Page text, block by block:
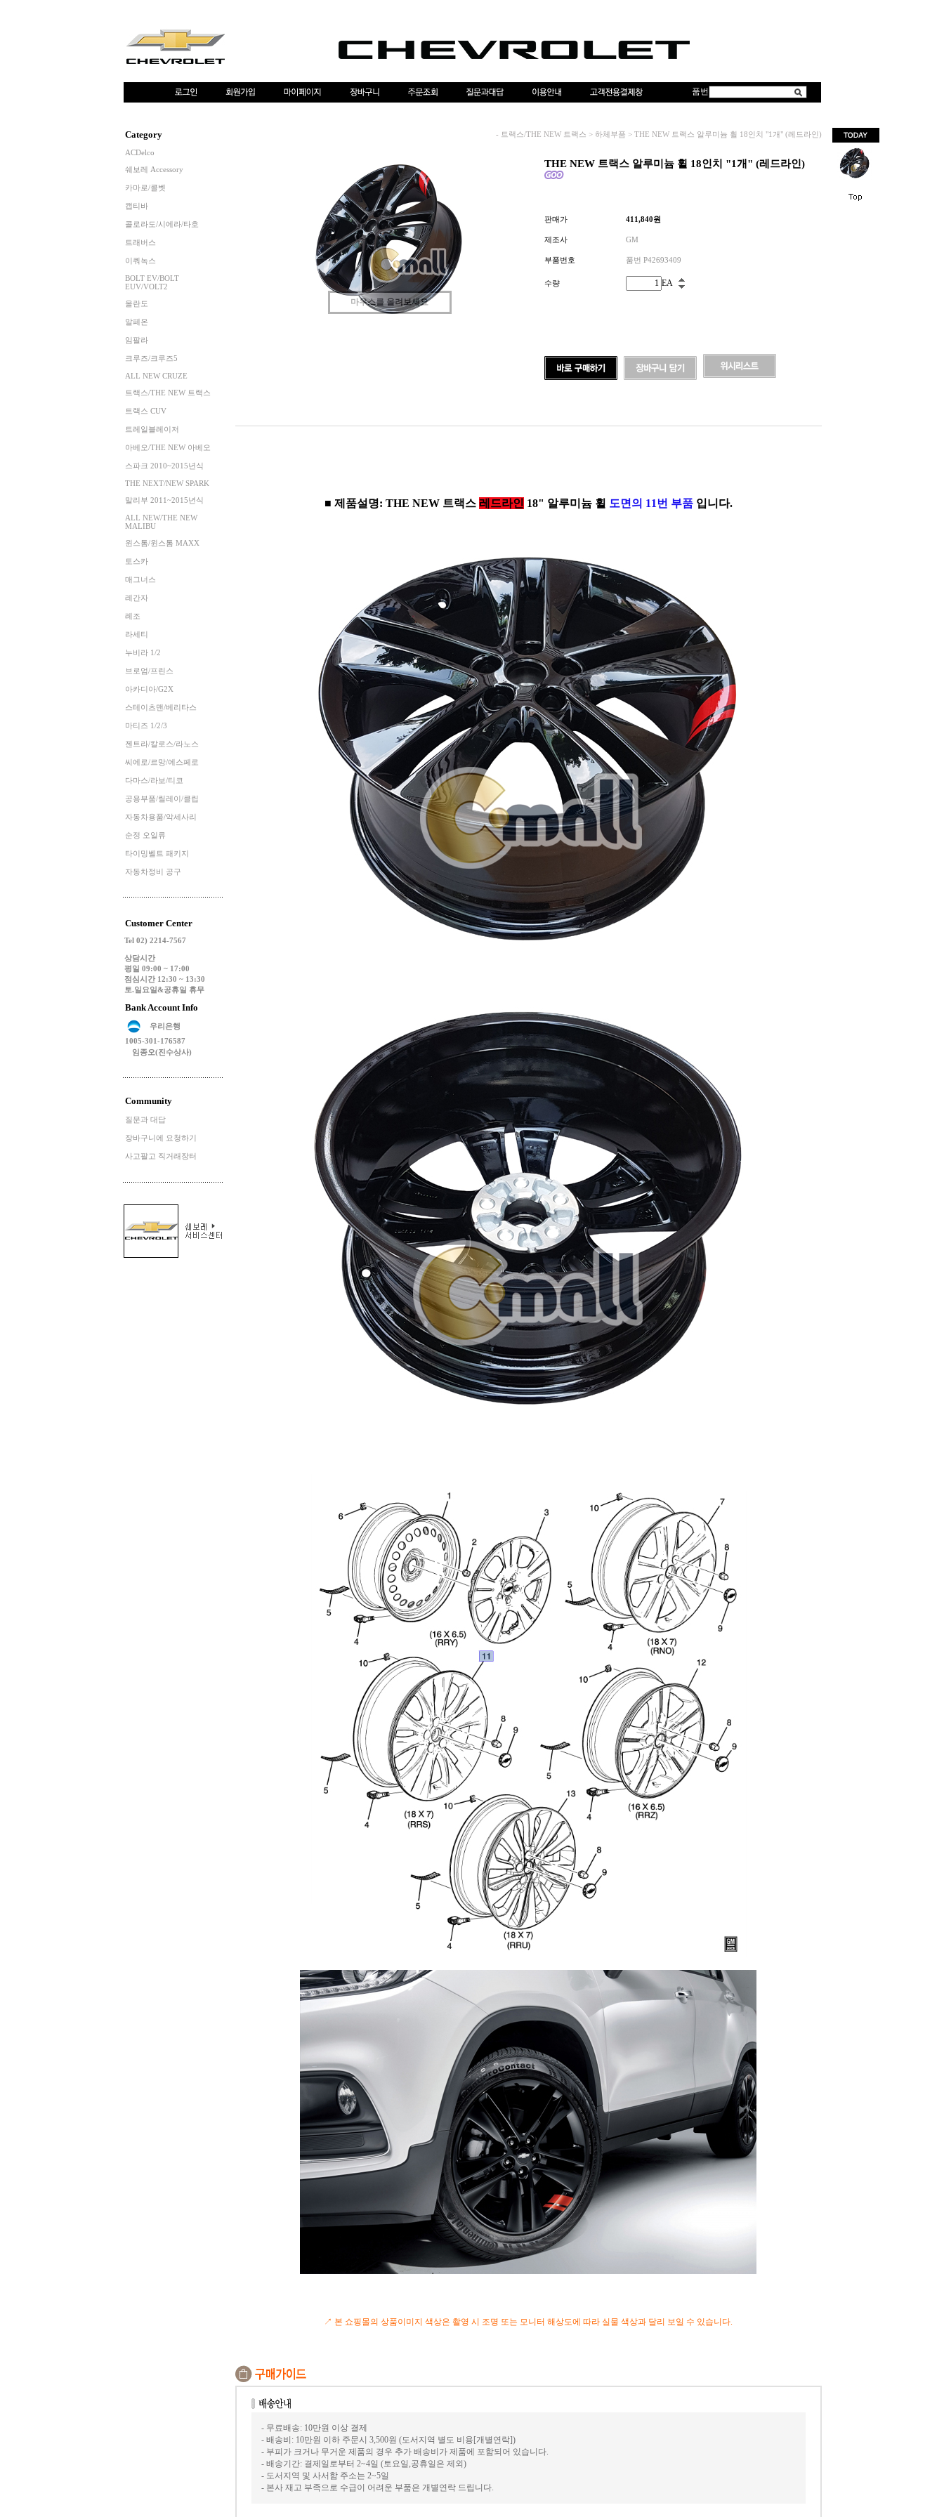
품번
Category
ACDelco
쉐보레 Accessory
카마로/콜벳
캡티바
콜로라도/시에라/타호
트래버스
이쿼녹스
BOLT EV/BOLT
EUV/VOLT2
올란도
알페온
임팔라
크루즈/크루즈5
ALL NEW CRUZE
트랙스/THE NEW 트랙스
트랙스 CUV
트레일블레이저
아베오/THE NEW 아베오
스파크 2010~2015년식
THE NEXT/NEW SPARK
말리부 2011~2015년식
ALL NEW/THE NEW
MALIBU
윈스톰/윈스톰 MAXX
토스카
매그너스
레간자
레조
라세티
누비라 1/2
브로엄/프린스
아카디아/G2X
스테이츠맨/베리타스
마티즈 1/2/3
젠트라/칼로스/라노스
씨에로/르망/에스페로
다마스/라보/티코
공용부품/릴레이/클립
자동차용품/악세사리
순정 오일류
타이밍벨트 패키지
자동차정비 공구
Customer Center
Tel 02) 2214-7567
상담시간
평일 09:00 ~ 17:00
점심시간 12:30 ~ 13:30
토.일요일&공휴일 휴무
Bank Account Info
우리은행
1005-301-176587
임종오(진수상사)
Community
질문과 대답
장바구니에 요청하기
사고팔고 직거래장터
- 트랙스/THE NEW 트랙스 > 하체부품 > THE NEW 트랙스 알루미늄 휠 18인치 "1개" (레드라인)
마우스를 올려보세요
THE NEW 트랙스 알루미늄 휠 18인치 "1개" (레드라인)
판매가 411,840원
제조사 GM
부품번호 품번 P42693409
수량 EA
■ 제품설명: THE NEW 트랙스 레드라인 18" 알루미늄 휠 도면의 11번 부품입니다.
↗ 본 쇼핑몰의 상품이미지 색상은 촬영 시 조명 또는 모니터 해상도에 따라 실물 색상과 달리 보일 수 있습니다.
- 무료배송: 10만원 이상 결제
- 배송비: 10만원 이하 주문시 3,500원 (도서지역 별도 비용[개별연락])
- 부피가 크거나 무거운 제품의 경우 추가 배송비가 제품에 포함되어 있습니다.
- 배송기간: 결제일로부터 2~4일 (토요일,공휴일은 제외)
- 도서지역 및 사서함 주소는 2~5일
- 본사 재고 부족으로 수급이 어려운 부품은 개별연락 드립니다.